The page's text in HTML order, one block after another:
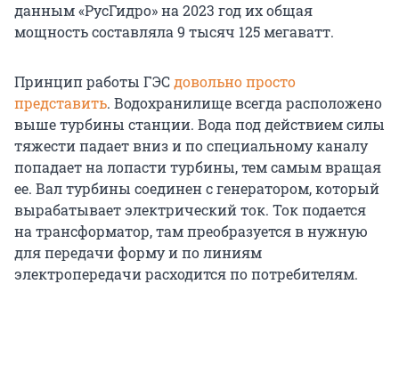
данным «РусГидро» на 2023 год их общая
мощность составляла9 тысяч 125 мегаватт.
Принцип работы ГЭСдовольно просто
представить. Водохранилище всегда расположено
выше турбины станции. Вода под действием силы
тяжести падает вниз и по специальному каналу
попадает на лопасти турбины, тем самым вращая
ее. Вал турбины соединен с генератором, который
вырабатывает электрический ток. Ток подается
на трансформатор, там преобразуется в нужную
для передачи форму и по линиям
электропередачи расходится по потребителям.